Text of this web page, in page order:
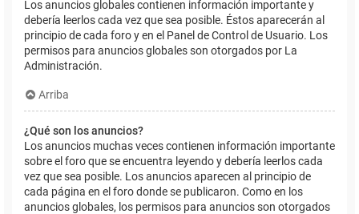
Los anuncios globales contienen información importante y
debería leerlos cada vez que sea posible. Éstos aparecerán al
principio de cada foro y en el Panel de Control de Usuario. Los
permisos para anuncios globales son otorgados por La
Administración.
Arriba
¿Qué son los anuncios?
Los anuncios muchas veces contienen información importante
sobre el foro que se encuentra leyendo y debería leerlos cada
vez que sea posible. Los anuncios aparecen al principio de
cada página en el foro donde se publicaron. Como en los
anuncios globales, los permisos para anuncios son otorgados